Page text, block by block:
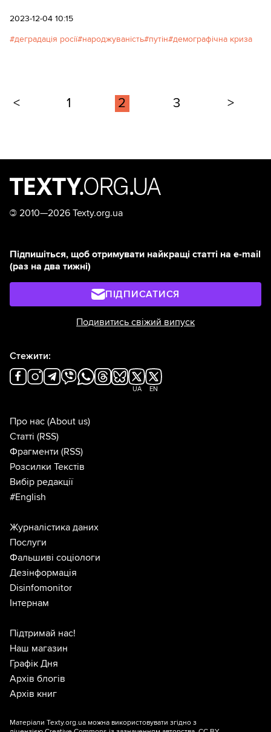
2023-12-04 10:15
деградація росії народжуваність путін демографічна криза
< 1 2 3 >
© 2010—2026 Texty.org.ua
Підпишіться, щоб отримувати найкращі статті на e-mail
(раз на два тижні)
ПІДПИСАТИСЯ
Подивитись свіжий випуск
Стежити:
UA EN
Про нас (About us)
Статті (RSS)
Фрагменти (RSS)
Розсилки Текстів
Вибір редакції
#English
Журналістика даних
Послуги
Фальшиві соціологи
Дезінформація
Disinfomonitor
Інтернам
Підтримай нас!
Наш магазин
Графік Дня
Архів блогів
Архів книг
Матеріали Texty.org.ua можна використовувати згідно з